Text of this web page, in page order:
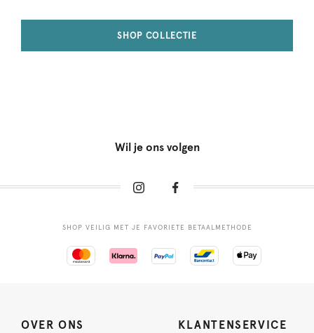
SHOP COLLECTIE
Wil je ons volgen
SHOP VEILIG MET JE FAVORIETE BETAALMETHODE
OVER ONS KLANTENSERVICE